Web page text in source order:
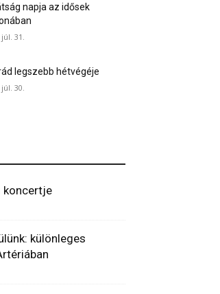
napja az idősek
31.
legszebb hétvégéje
30.
koncertje
különleges